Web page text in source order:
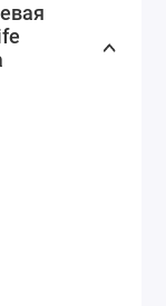
стресса
пиковый